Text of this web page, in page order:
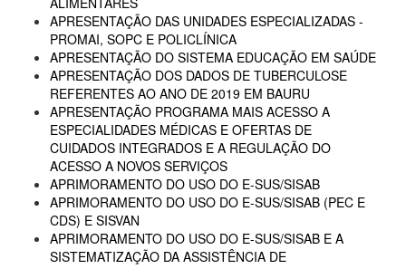
APRESENTAÇÃO DAS UNIDADES ESPECIALIZADAS -
PROMAI, SOPC E POLICLÍNICA
APRESENTAÇÃO DO SISTEMA EDUCAÇÃO EM SAÚDE
APRESENTAÇÃO DOS DADOS DE TUBERCULOSE
REFERENTES AO ANO DE 2019 EM BAURU
APRESENTAÇÃO PROGRAMA MAIS ACESSO A
ESPECIALIDADES MÉDICAS E OFERTAS DE
CUIDADOS INTEGRADOS E A REGULAÇÃO DO
ACESSO A NOVOS SERVIÇOS
APRIMORAMENTO DO USO DO E-SUS/SISAB
APRIMORAMENTO DO USO DO E-SUS/SISAB (PEC E
CDS) E SISVAN
APRIMORAMENTO DO USO DO E-SUS/SISAB E A
SISTEMATIZAÇÃO DA ASSISTÊNCIA DE